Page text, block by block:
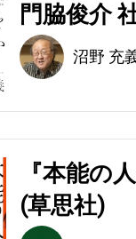
門脇俊介
沼野 充
『本能の
(草思社)